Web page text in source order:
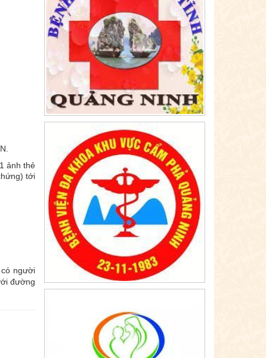
ảnh thẻ
tới
người
đường